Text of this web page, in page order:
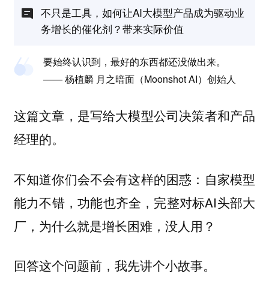
不只是工具，如何让AI大模型产品成为驱动业
务增长的催化剂？带来实际价值
要始终认识到，最好的东西都还没做出来。
—— 杨植麟 月之暗面（Moonshot AI）创始人
这篇文章，是写给大模型公司决策者和产品
经理的。
不知道你们会不会有这样的困惑：自家模型
能力不错，功能也齐全，完整对标AI头部大
厂，为什么就是增长困难，没人用？
回答这个问题前，我先讲个小故事。